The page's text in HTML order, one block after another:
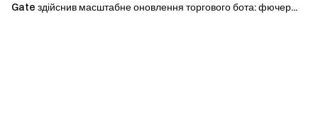
Gate здійснив масштабне оновлення торгового бота: фючер...